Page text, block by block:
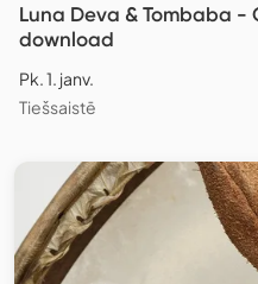
Luna Deva & Tombaba
download
Pk. 1. janv.
Tiešsaistē